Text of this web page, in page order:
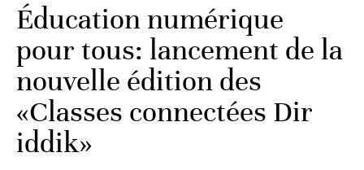
Éducation numérique
pour tous: lancement de la
nouvelle édition des
«Classes connectées Dir
iddik»